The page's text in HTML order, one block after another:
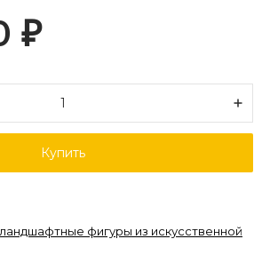
₽
Купить
фигуры из искусственной